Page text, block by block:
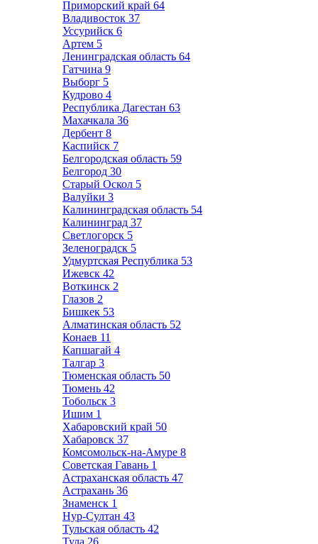
Приморский край 64
Владивосток 37
Уссурийск 6
Артем 5
Ленинградская область 64
Гатчина 9
Выборг 5
Кудрово 4
Республика Дагестан 63
Махачкала 36
Дербент 8
Каспийск 7
Белгородская область 59
Белгород 30
Старый Оскол 5
Валуйки 3
Калининградская область 54
Калининград 37
Светлогорск 5
Зеленоградск 5
Удмуртская Республика 53
Ижевск 42
Воткинск 2
Глазов 2
Бишкек 53
Алматинская область 52
Конаев 11
Капшагай 4
Талгар 3
Тюменская область 50
Тюмень 42
Тобольск 3
Ишим 1
Хабаровский край 50
Хабаровск 37
Комсомольск-на-Амуре 8
Советская Гавань 1
Астраханская область 47
Астрахань 36
Знаменск 1
Нур-Султан 43
Тульская область 42
Тула 26